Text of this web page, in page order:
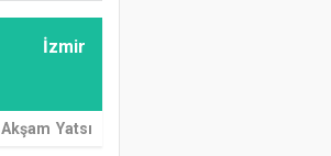
İzmir
Akşam Yatsı